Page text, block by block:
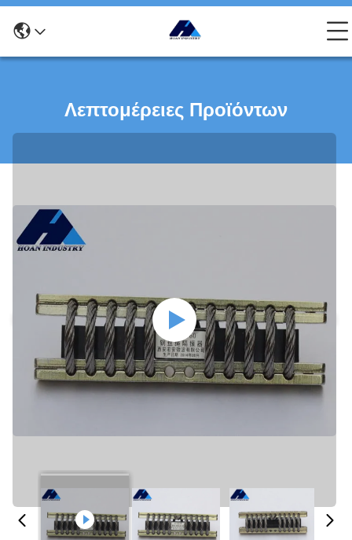
Λεπτομέρειες Προϊόντων